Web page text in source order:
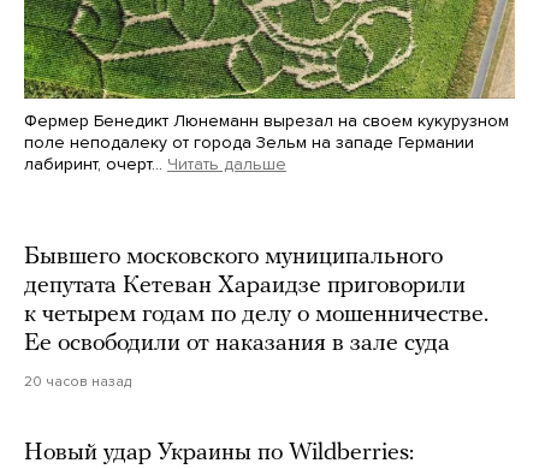
Фермер Бенедикт Люнеманн вырезал на своем кукурузном
поле неподалеку от города Зельм на западе Германии
лабиринт, очерт… Читать дальше
Бывшего московского муниципального
депутата Кетеван Хараидзе приговорили
к четырем годам по делу о мошенничестве.
Ее освободили от наказания в зале суда
20 часов назад
Новый удар Украины по Wildberries: